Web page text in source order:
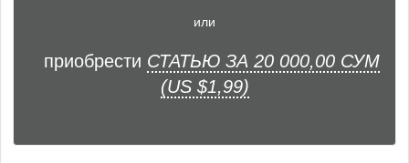
или
приобрести СТАТЬЮ ЗА 20 000,00 СУМ
(US $1,99)